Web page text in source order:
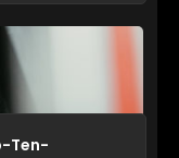
Ten-